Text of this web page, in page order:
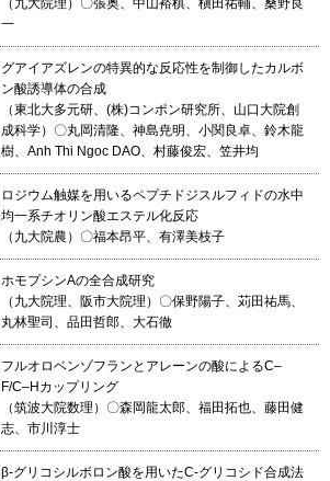
（九大院理）〇張奥、中山裕棋、槇田祐輔、桑野良
一
グアイアズレンの特異的な反応性を制御したカルボ
ン酸誘導体の合成
（東北大多元研、(株)コンポン研究所、山口大院創
成科学）〇丸岡清隆、神島尭明、小関良卓、鈴木龍
樹、Anh Thi Ngoc DAO、村藤俊宏、笠井均
ロジウム触媒を用いるペプチドジスルフィドの水中
均一系チオリン酸エステル化反応
（九大院農）〇福本昂平、有澤美枝子
ホモプシンAの全合成研究
（九大院理、阪市大院理）〇保野陽子、苅田祐馬、
丸林聖司、品田哲郎、大石徹
フルオロベンゾフランとアレーンの酸によるC–
F/C–Hカップリング
（筑波大院数理）〇森岡龍太郎、福田拓也、藤田健
志、市川淳士
β-グリコシルボロン酸を用いたC-グリコシド合成法